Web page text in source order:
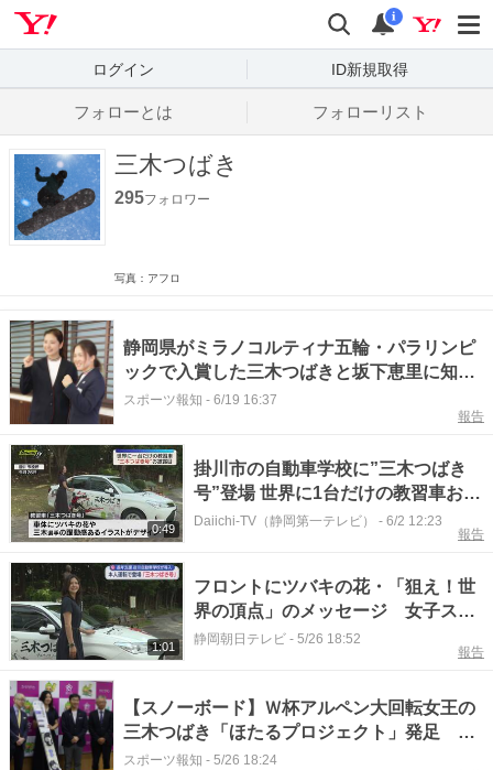
検索
通知
i
ログイン ID新規取得
フォローとは フォローリスト
三木つばき
295フォロワー
写真：アフロ
静岡県がミラノコルティナ五輪・パラリンピ
ックで入賞した三木つばきと坂下恵里に知事
特別表彰
スポーツ報知 - 6/19 16:37
報告
0:49
掛川市の自動車学校に”三木つばき
号”登場 世界に1台だけの教習車お披
露目される（静岡・掛川市）
Daiichi-TV（静岡第一テレビ） - 6/2 12:23
報告
1:01
フロントにツバキの花・「狙え！世
界の頂点」のメッセージ 女子スノ
ーボード・三木つばき選手を応援す
る教習車をお披露目 静岡・掛川市
静岡朝日テレビ - 5/26 18:52
報告
【スノーボード】Ｗ杯アルペン大回転女王の
三木つばき「ほたるプロジェクト」発足 雪
上トレや座学で若手、後進の育成目指す
スポーツ報知 - 5/26 18:24